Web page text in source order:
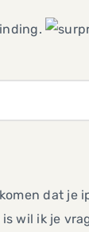
dat je
wil ik je